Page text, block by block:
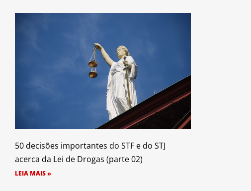
50 decisões importantes do STF e do STJ
acerca da Lei de Drogas (parte 02)
LEIA MAIS »